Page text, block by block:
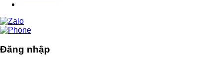
Đăng nhập